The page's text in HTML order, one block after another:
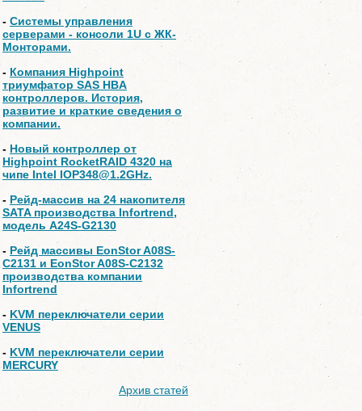
- Системы управления
серверами - консоли 1U с ЖК-
Монторами.
- Компания Highpoint
триумфатор SAS HBA
контроллеров. История,
развитие и краткие сведения о
компании.
- Новый контроллер от
Highpoint RocketRAID 4320 на
чипе Intel IOP348@1.2GHz.
-Рейд-массив на 24 накопителя
SATA производства Infortrend,
модель A24S-G2130
- Рейд массивы EonStor A08S-
C2131 и EonStor A08S-C2132
производства компании
Infortrend
- KVM переключатели серии
VENUS
- KVM переключатели серии
MERCURY
Архив статей